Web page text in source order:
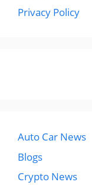
Privacy Policy
Auto Car News
Blogs
Crypto News